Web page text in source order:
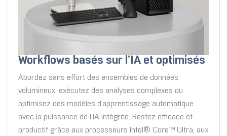
Workflows basés sur l’IA et optimisés
Abordez sans effort des ensembles de données
volumineux, exécutez des analyses complexes ou
optimisez des modèles d’apprentissage automatique
avec la puissance de l’IA intégrée. Restez efficace et
productif grâce aux processeurs Intel® Core™ Ultra, aux